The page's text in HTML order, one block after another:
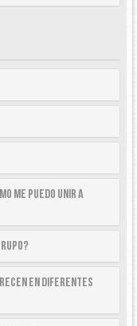
me puedo unir a
en diferentes